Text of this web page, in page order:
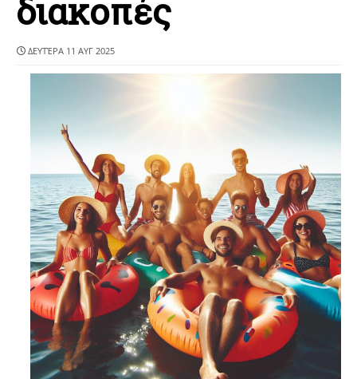
διακοπές
ΔΕΥΤΈΡΑ 11 ΑΥΓ 2025